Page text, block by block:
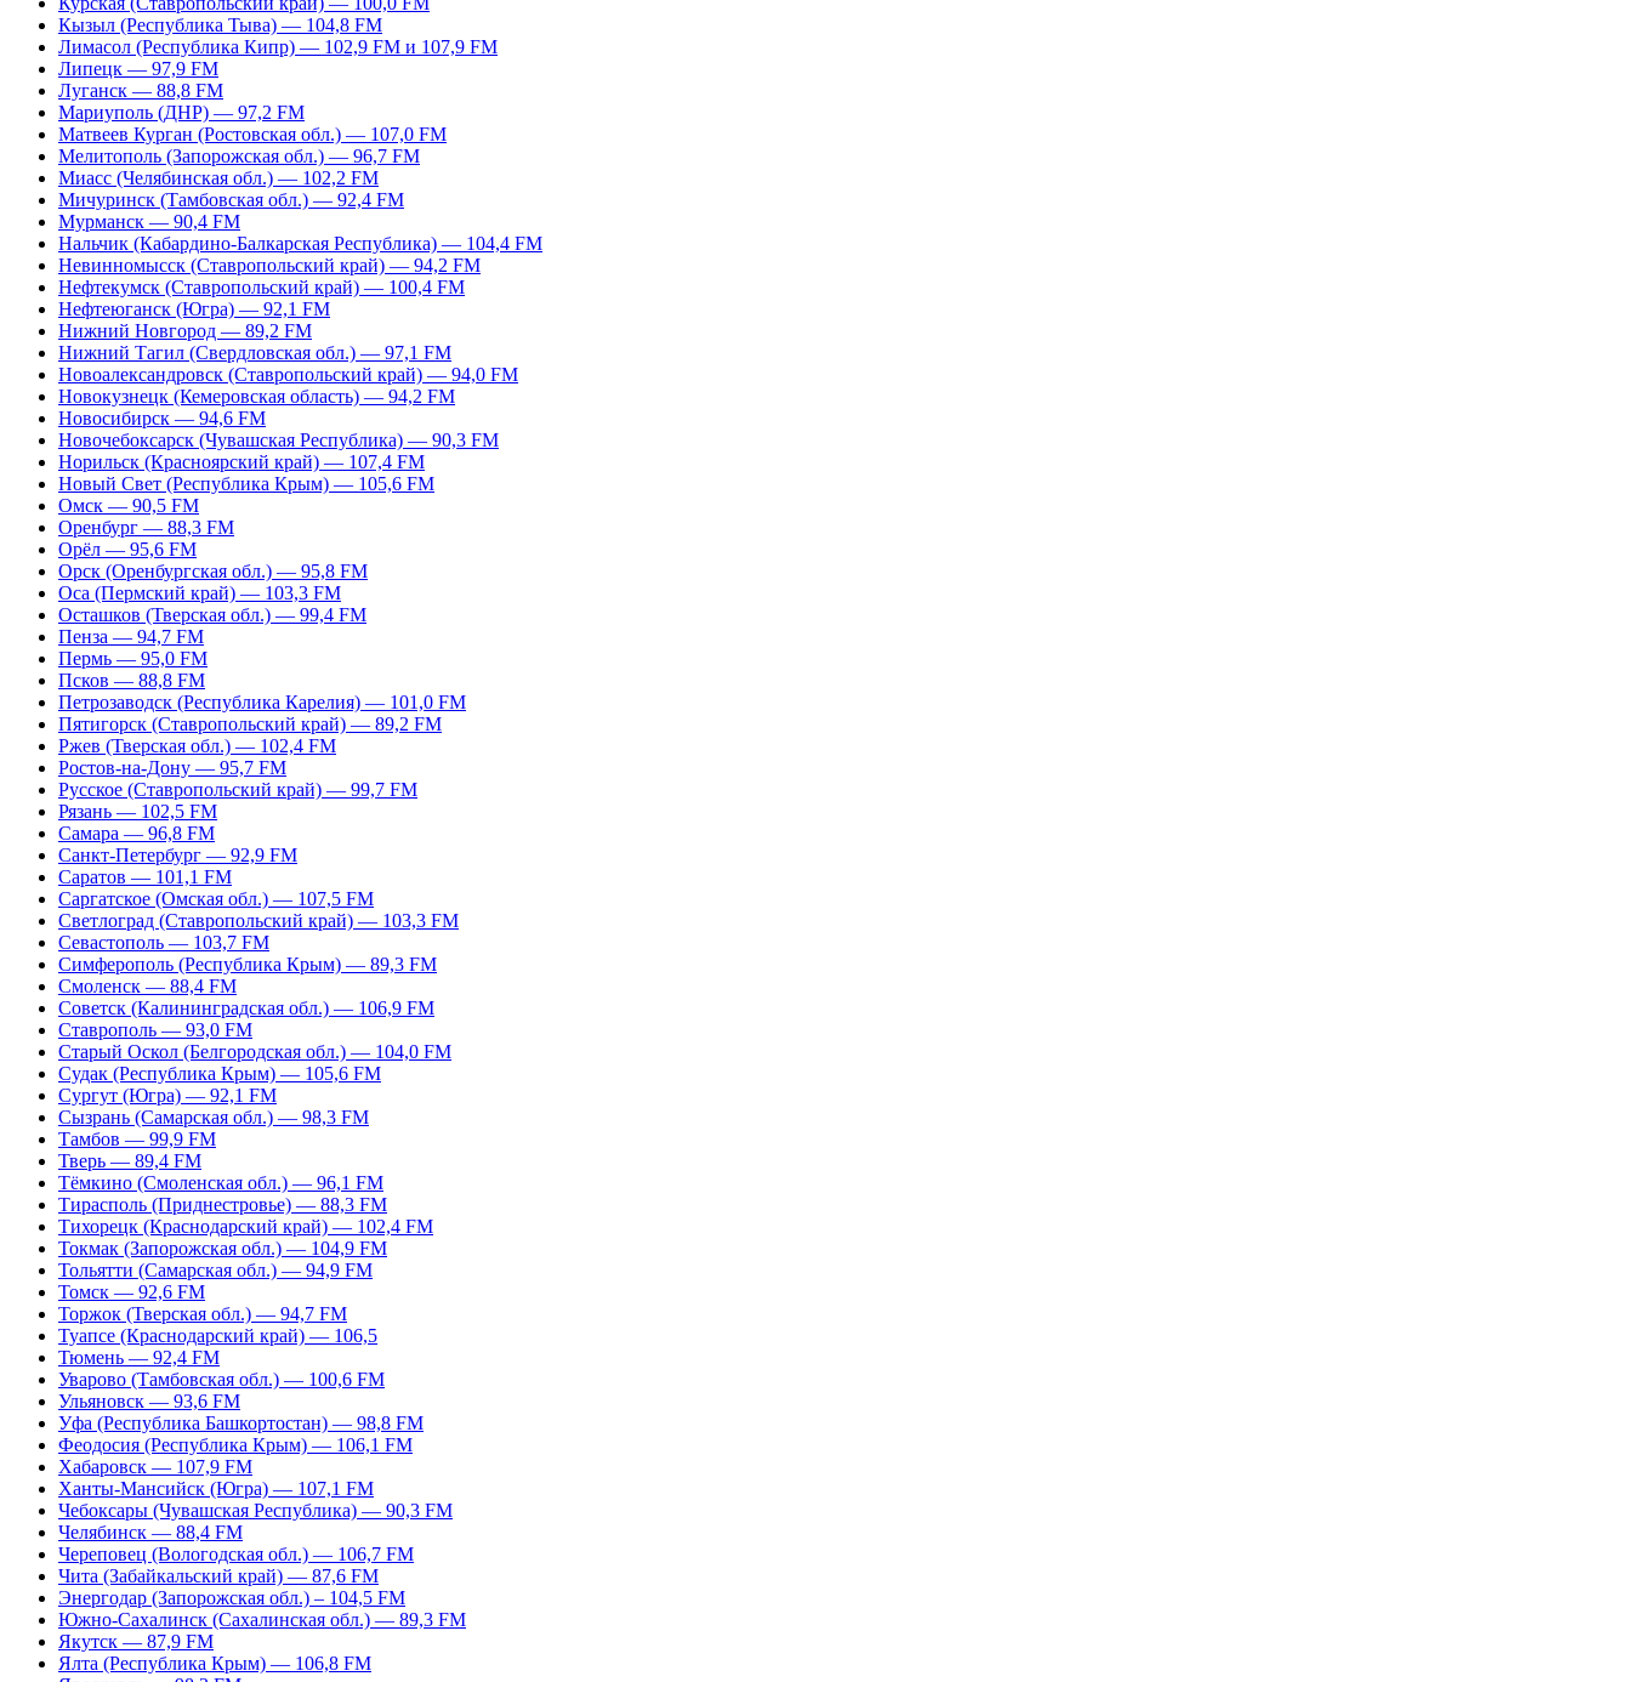
Кызыл (Республика Тыва) — 104,8 FM
Лимасол (Республика Кипр) — 102,9 FM и 107,9 FM
Липецк — 97,9 FM
Луганск — 88,8 FM
Мариуполь (ДНР) — 97,2 FM
Матвеев Курган (Ростовская обл.) — 107,0 FM
Мелитополь (Запорожская обл.) — 96,7 FM
Миасс (Челябинская обл.) — 102,2 FM
Мичуринск (Тамбовская обл.) — 92,4 FM
Мурманск — 90,4 FM
Нальчик (Кабардино-Балкарская Республика) — 104,4 FM
Невинномысск (Ставропольский край) — 94,2 FM
Нефтекумск (Ставропольский край) — 100,4 FM
Нефтеюганск (Югра) — 92,1 FM
Нижний Новгород — 89,2 FM
Нижний Тагил (Свердловская обл.) — 97,1 FM
Новоалександровск (Ставропольский край) — 94,0 FM
Новокузнецк (Кемеровская область) — 94,2 FM
Новосибирск — 94,6 FM
Новочебоксарск (Чувашская Республика) — 90,3 FM
Норильск (Красноярский край) — 107,4 FM
Новый Свет (Республика Крым) — 105,6 FM
Омск — 90,5 FM
Оренбург — 88,3 FM
Орёл — 95,6 FM
Орск (Оренбургская обл.) — 95,8 FM
Оса (Пермский край) — 103,3 FM
Осташков (Тверская обл.) — 99,4 FM
Пенза — 94,7 FM
Пермь — 95,0 FM
Псков — 88,8 FM
Петрозаводск (Республика Карелия) — 101,0 FM
Пятигорск (Ставропольский край) — 89,2 FM
Ржев (Тверская обл.) — 102,4 FM
Ростов-на-Дону — 95,7 FM
Русское (Ставропольский край) — 99,7 FM
Рязань — 102,5 FM
Самара — 96,8 FM
Санкт-Петербург — 92,9 FM
Саратов — 101,1 FM
Саргатское (Омская обл.) — 107,5 FM
Светлоград (Ставропольский край) — 103,3 FM
Севастополь — 103,7 FM
Симферополь (Республика Крым) — 89,3 FM
Смоленск — 88,4 FM
Советск (Калининградская обл.) — 106,9 FM
Ставрополь — 93,0 FM
Старый Оскол (Белгородская обл.) — 104,0 FM
Судак (Республика Крым) — 105,6 FM
Сургут (Югра) — 92,1 FM
Сызрань (Самарская обл.) — 98,3 FM
Тамбов — 99,9 FM
Тверь — 89,4 FM
Тёмкино (Смоленская обл.) — 96,1 FM
Тирасполь (Приднестровье) — 88,3 FM
Тихорецк (Краснодарский край) — 102,4 FM
Токмак (Запорожская обл.) — 104,9 FM
Тольятти (Самарская обл.) — 94,9 FM
Томск — 92,6 FM
Торжок (Тверская обл.) — 94,7 FM
Туапсе (Краснодарский край) — 106,5
Тюмень — 92,4 FM
Уварово (Тамбовская обл.) — 100,6 FM
Ульяновск — 93,6 FM
Уфа (Республика Башкортостан) — 98,8 FM
Феодосия (Республика Крым) — 106,1 FM
Хабаровск — 107,9 FM
Ханты-Мансийск (Югра) — 107,1 FM
Чебоксары (Чувашская Республика) — 90,3 FM
Челябинск — 88,4 FM
Череповец (Вологодская обл.) — 106,7 FM
Чита (Забайкальский край) — 87,6 FM
Энергодар (Запорожская обл.) – 104,5 FM
Южно-Сахалинск (Сахалинская обл.) — 89,3 FM
Якутск — 87,9 FM
Ялта (Республика Крым) — 106,8 FM